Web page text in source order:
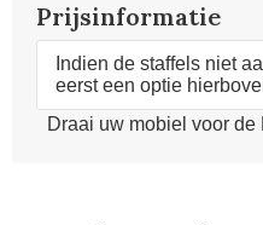
Prijsinformatie
Indien de staffels niet
eerst een optie
Draai uw mobiel voor de